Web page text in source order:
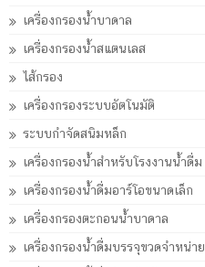
เครื่องกรองน้ำบาดาล
เครื่องกรองน้ำสแตนเลส
ไส้กรอง
เครื่องกรองระบบอัตโนมัติ
ระบบกำจัดสนิมหล็ก
เครื่องกรองน้ำสำหรับโรงงานน้ำดื่ม
เครื่องกรองน้ำดื่มอาร์โอขนาดเล็ก
เครื่องกรองตะกอนน้ำบาดาล
เครื่องกรองน้ำดื่มบรรจุขวดจำหน่าย